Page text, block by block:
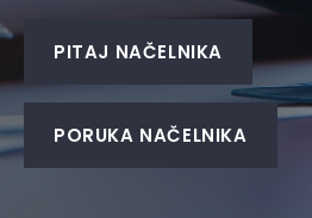
PITAJ NAČELNIKA
PORUKA NAČELNIKA